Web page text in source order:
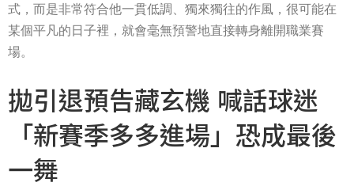
式，而是非常符合他一貫低調、獨來獨往的作風，很可能在
某個平凡的日子裡，就會毫無預警地直接轉身離開職業賽
場。
拋引退預告藏玄機 喊話球迷
「新賽季多多進場」恐成最後
一舞